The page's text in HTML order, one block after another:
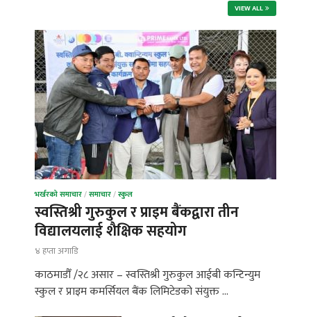
VIEW ALL
भर्खरको समाचार/समाचार/स्कुल
स्वस्तिश्री गुरुकुल र प्राइम बैंकद्वारा तीन
विद्यालयलाई शैक्षिक सहयोग
४ हप्ता अगाडि
काठमाडौँ /२८ असार – स्वस्तिश्री गुरुकुल आईबी कन्टिन्युम
स्कुल र प्राइम कमर्सियल बैंक लिमिटेडको संयुक्त …